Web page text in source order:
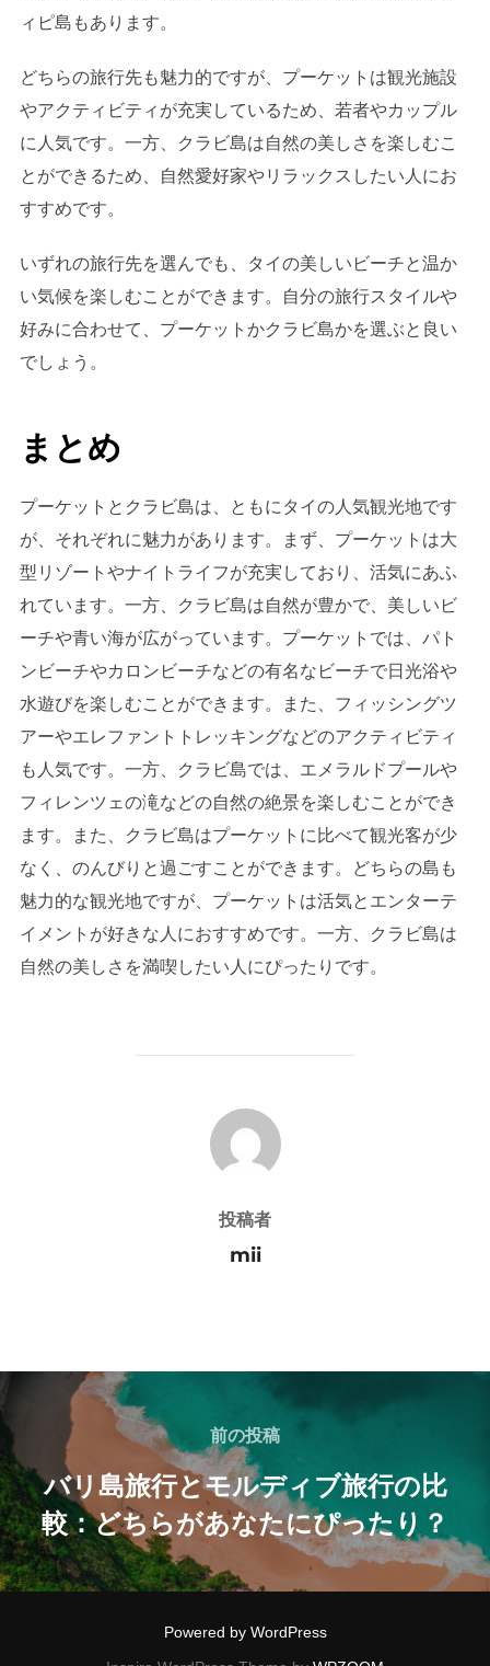
ィピ島もあります。
どちらの旅行先も魅力的ですが、プーケットは観光施設
やアクティビティが充実しているため、若者やカップル
に人気です。一方、クラビ島は自然の美しさを楽しむこ
とができるため、自然愛好家やリラックスしたい人にお
すすめです。
いずれの旅行先を選んでも、タイの美しいビーチと温か
い気候を楽しむことができます。自分の旅行スタイルや
好みに合わせて、プーケットかクラビ島かを選ぶと良い
でしょう。
まとめ
プーケットとクラビ島は、ともにタイの人気観光地です
が、それぞれに魅力があります。まず、プーケットは大
型リゾートやナイトライフが充実しており、活気にあふ
れています。一方、クラビ島は自然が豊かで、美しいビ
ーチや青い海が広がっています。プーケットでは、パト
ンビーチやカロンビーチなどの有名なビーチで日光浴や
水遊びを楽しむことができます。また、フィッシングツ
アーやエレファントトレッキングなどのアクティビティ
も人気です。一方、クラビ島では、エメラルドプールや
フィレンツェの滝などの自然の絶景を楽しむことができ
ます。また、クラビ島はプーケットに比べて観光客が少
なく、のんびりと過ごすことができます。どちらの島も
魅力的な観光地ですが、プーケットは活気とエンターテ
イメントが好きな人におすすめです。一方、クラビ島は
自然の美しさを満喫したい人にぴったりです。
投稿者
投稿者
mii
投
稿
ナ
ビ
ゲ
前
の
投
稿
前の投稿
バリ島旅行とモルディブ旅行の比
較：どちらがあなたにぴったり？
Powered by WordPress